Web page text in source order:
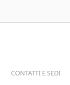
CONTATTI E SEDI